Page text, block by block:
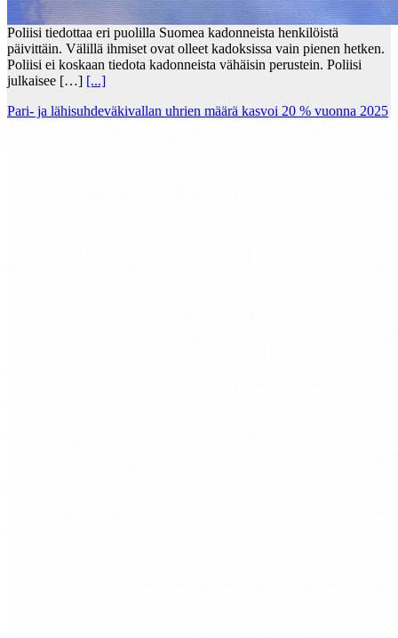
Poliisi tiedottaa eri puolilla Suomea kadonneista henkilöistä
päivittäin. Välillä ihmiset ovat olleet kadoksissa vain pienen hetken.
Poliisi ei koskaan tiedota kadonneista vähäisin perustein. Poliisi
julkaisee […] [...]
Pari- ja lähisuhdeväkivallan uhrien määrä kasvoi 20 % vuonna 2025